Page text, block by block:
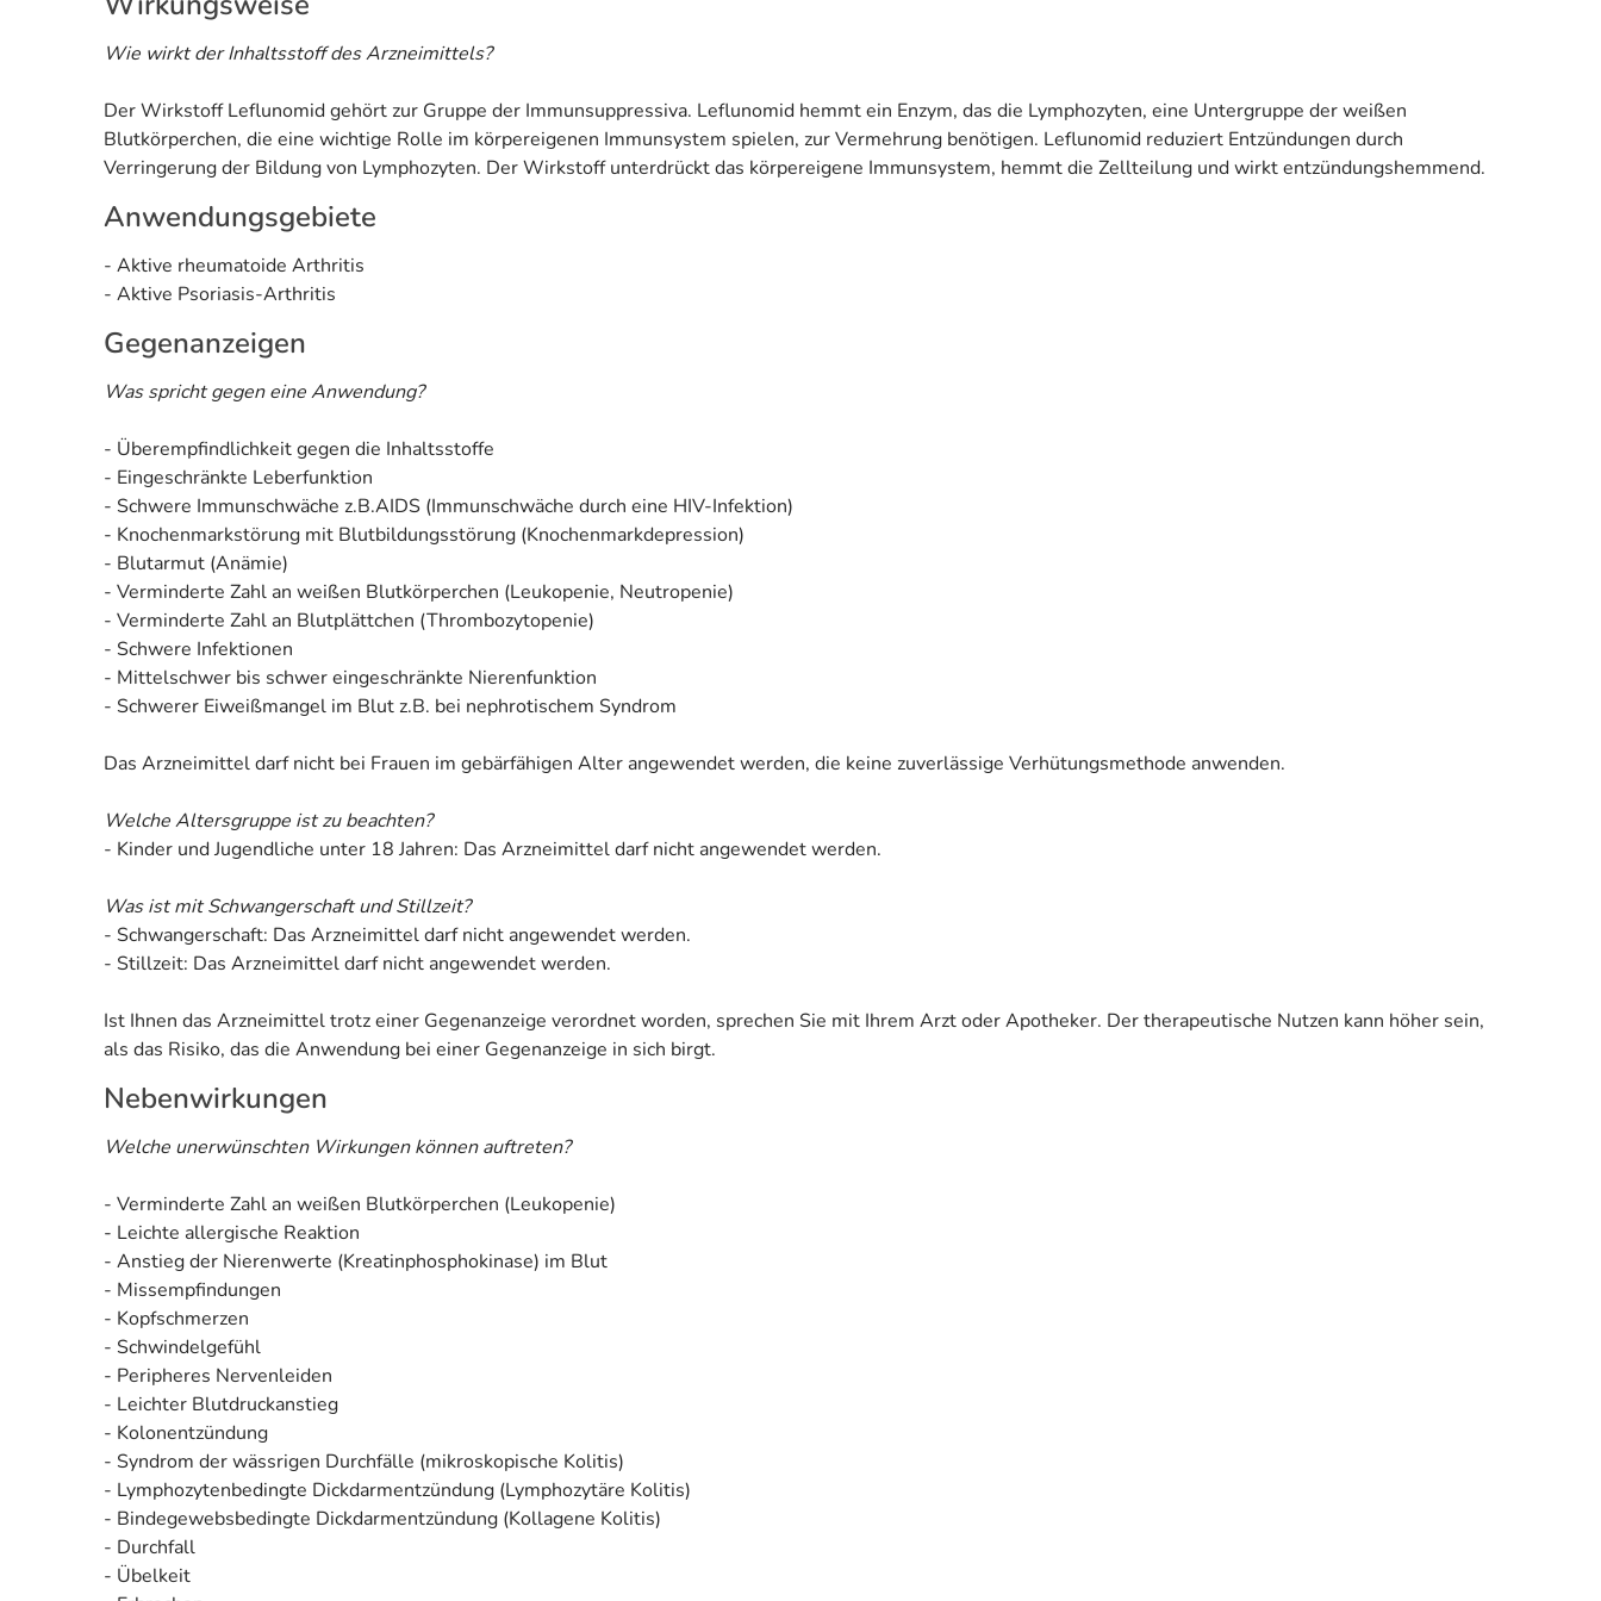
Wie wirkt der Inhaltsstoff des Arzneimittels?
Der Wirkstoff Leflunomid gehört zur Gruppe der Immunsuppressiva. Leflunomid hemmt ein Enzym, das die Lymphozyten, eine Untergruppe der weißen
Blutkörperchen, die eine wichtige Rolle im körpereigenen Immunsystem spielen, zur Vermehrung benötigen. Leflunomid reduziert Entzündungen durch
Verringerung der Bildung von Lymphozyten. Der Wirkstoff unterdrückt das körpereigene Immunsystem, hemmt die Zellteilung und wirkt entzündungshemmend.
Anwendungsgebiete
- Aktive rheumatoide Arthritis
- Aktive Psoriasis-Arthritis
Gegenanzeigen
Was spricht gegen eine Anwendung?
- Überempfindlichkeit gegen die Inhaltsstoffe
- Eingeschränkte Leberfunktion
- Schwere Immunschwäche z.B.AIDS (Immunschwäche durch eine HIV-Infektion)
- Knochenmarkstörung mit Blutbildungsstörung (Knochenmarkdepression)
- Blutarmut (Anämie)
- Verminderte Zahl an weißen Blutkörperchen (Leukopenie, Neutropenie)
- Verminderte Zahl an Blutplättchen (Thrombozytopenie)
- Schwere Infektionen
- Mittelschwer bis schwer eingeschränkte Nierenfunktion
- Schwerer Eiweißmangel im Blut z.B. bei nephrotischem Syndrom
Das Arzneimittel darf nicht bei Frauen im gebärfähigen Alter angewendet werden, die keine zuverlässige Verhütungsmethode anwenden.
Welche Altersgruppe ist zu beachten?
- Kinder und Jugendliche unter 18 Jahren: Das Arzneimittel darf nicht angewendet werden.
Was ist mit Schwangerschaft und Stillzeit?
- Schwangerschaft: Das Arzneimittel darf nicht angewendet werden.
- Stillzeit: Das Arzneimittel darf nicht angewendet werden.
Ist Ihnen das Arzneimittel trotz einer Gegenanzeige verordnet worden, sprechen Sie mit Ihrem Arzt oder Apotheker. Der therapeutische Nutzen kann höher sein,
als das Risiko, das die Anwendung bei einer Gegenanzeige in sich birgt.
Nebenwirkungen
Welche unerwünschten Wirkungen können auftreten?
- Verminderte Zahl an weißen Blutkörperchen (Leukopenie)
- Leichte allergische Reaktion
- Anstieg der Nierenwerte (Kreatinphosphokinase) im Blut
- Missempfindungen
- Kopfschmerzen
- Schwindelgefühl
- Peripheres Nervenleiden
- Leichter Blutdruckanstieg
- Kolonentzündung
- Syndrom der wässrigen Durchfälle (mikroskopische Kolitis)
- Lymphozytenbedingte Dickdarmentzündung (Lymphozytäre Kolitis)
- Bindegewebsbedingte Dickdarmentzündung (Kollagene Kolitis)
- Durchfall
- Übelkeit